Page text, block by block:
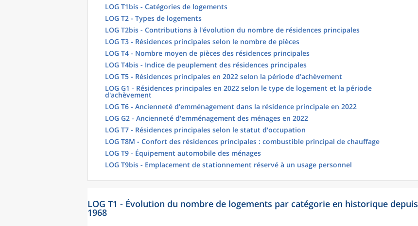
LOG T1bis - Catégories de logements
LOG T2 - Types de logements
LOG T2bis - Contributions à l'évolution du nombre de résidences principales
LOG T3 - Résidences principales selon le nombre de pièces
LOG T4 - Nombre moyen de pièces des résidences principales
LOG T4bis - Indice de peuplement des résidences principales
LOG T5 - Résidences principales en 2022 selon la période d'achèvement
LOG G1 - Résidences principales en 2022 selon le type de logement et la période
d'achèvement
LOG T6 - Ancienneté d'emménagement dans la résidence principale en 2022
LOG G2 - Ancienneté d'emménagement des ménages en 2022
LOG T7 - Résidences principales selon le statut d'occupation
LOG T8M - Confort des résidences principales : combustible principal de chauffage
LOG T9 - Équipement automobile des ménages
LOG T9bis - Emplacement de stationnement réservé à un usage personnel
LOG T1 - Évolution du nombre de logements par catégorie en historique depuis
1968